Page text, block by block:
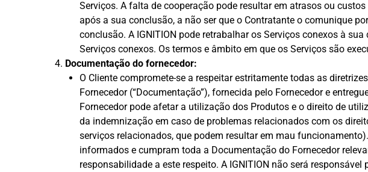
Serviços. A falta de cooperação pode resultar em atrasos ou
após a sua conclusão, a não ser que o Contratante o comunique
conclusão. A IGNITION pode retrabalhar os Serviços conexos à
Serviços conexos. Os termos e âmbito em que os Serviços são
Documentação do fornecedor:
O Cliente compromete-se a respeitar estritamente todas as
Fornecedor (“Documentação”), fornecida pelo Fornecedor e
Fornecedor pode afetar a utilização dos Produtos e o direito de
da indemnização em caso de problemas relacionados com os
serviços relacionados, que podem resultar em mau
informados e cumpram toda a Documentação do Fornecedor
responsabilidade a este respeito. A IGNITION não será